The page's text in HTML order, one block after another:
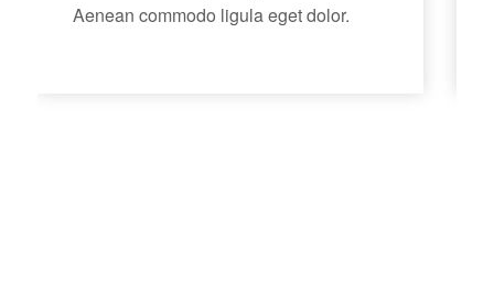
Aenean commodo ligula eget dolor.